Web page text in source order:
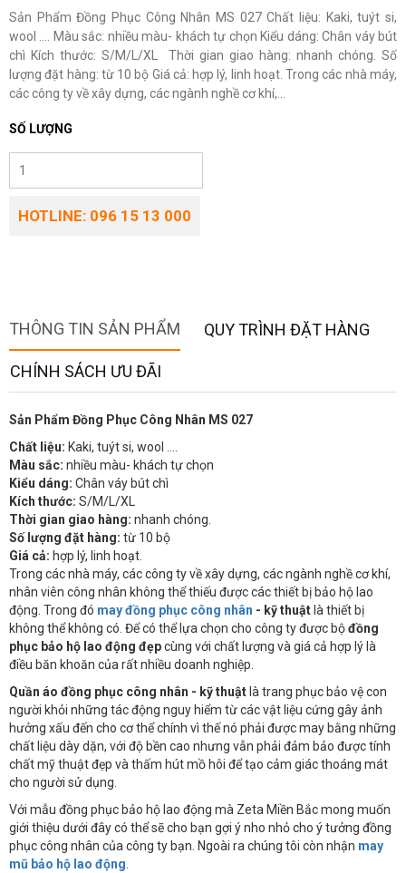
Sản Phẩm Đồng Phục Công Nhân MS 027 Chất liệu: Kaki, tuýt si,
wool …. Màu sắc: nhiều màu- khách tự chọn Kiểu dáng: Chân váy bút
chì Kích thước: S/M/L/XL Thời gian giao hàng: nhanh chóng. Số
lượng đặt hàng: từ 10 bộ Giá cả: hợp lý, linh hoạt. Trong các nhà máy,
các công ty về xây dựng, các ngành nghề cơ khí,...
SỐ LƯỢNG
HOTLINE: 096 15 13 000
THÔNG TIN SẢN PHẨM QUY TRÌNH ĐẶT HÀNG
CHÍNH SÁCH ƯU ĐÃI
Sản Phẩm Đồng Phục Công Nhân MS 027
Chất liệu: Kaki, tuýt si, wool ….
Màu sắc: nhiều màu- khách tự chọn
Kiểu dáng: Chân váy bút chì
Kích thước: S/M/L/XL
Thời gian giao hàng: nhanh chóng.
Số lượng đặt hàng: từ 10 bộ
Giá cả: hợp lý, linh hoạt.
Trong các nhà máy, các công ty về xây dựng, các ngành nghề cơ khí,
nhân viên công nhân không thể thiếu được các thiết bị bảo hộ lao
động. Trong đó may đồng phục công nhân - kỹ thuật là thiết bị
không thể không có. Để có thể lựa chọn cho công ty được bộđồng
phục bảo hộ lao động đẹpcùng với chất lượng và giá cả hợp lý là
điều băn khoăn của rất nhiều doanh nghiệp.
Quần áo đồng phục công nhân - kỹ thuật là trang phục bảo vệ con
người khỏi những tác động nguy hiểm từ các vật liệu cứng gây ảnh
hưởng xấu đến cho cơ thể chính vì thế nó phải được may bằng những
chất liệu dày dặn, với độ bền cao nhưng vẫn phải đảm bảo được tính
chất mỹ thuật đẹp và thấm hút mồ hôi để tạo cảm giác thoáng mát
cho người sử dụng.
Với mẫu đồng phục bảo hộ lao động mà Zeta Miền Bắc mong muốn
giới thiệu dưới đây có thể sẽ cho bạn gợi ý nho nhỏ cho ý tưởng đồng
phục công nhân của công ty bạn. Ngoài ra chúng tôi còn nhận may
mũ bảo hộ lao động.